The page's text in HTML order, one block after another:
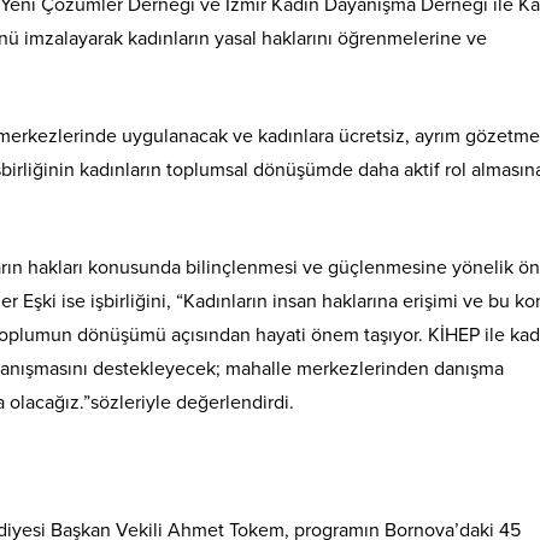
imzalayarak kadınların yasal haklarını öğrenmelerine ve
uygulanacak ve kadınlara ücretsiz, ayrım
kadınların toplumsal dönüşümde daha aktif rol
hakları konusunda bilinçlenmesi ve güçlenmesine yönelik
Eşki ise işbirliğini, “Kadınların insan haklarına erişimi ve bu
dönüşümü açısından hayati önem taşıyor. KİHEP ile
destekleyecek; mahalle merkezlerinden danışma
değerlendirdi.
Başkan Vekili Ahmet Tokem, programın Bornova’daki 45